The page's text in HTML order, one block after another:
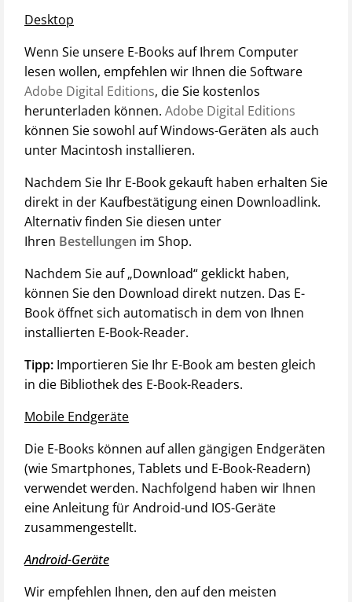
Desktop
Wenn Sie unsere E-Books auf Ihrem Computer
lesen wollen, empfehlen wir Ihnen die Software
Adobe Digital Editions, die Sie kostenlos
herunterladen können. Adobe Digital Editions
können Sie sowohl auf Windows-Geräten als auch
unter Macintosh installieren.
Nachdem Sie Ihr E-Book gekauft haben erhalten Sie
direkt in der Kaufbestätigung einen Downloadlink.
Alternativ finden Sie diesen unter
Ihren Bestellungen im Shop.
Nachdem Sie auf „Download“ geklickt haben,
können Sie den Download direkt nutzen. Das E-
Book öffnet sich automatisch in dem von Ihnen
installierten E-Book-Reader.
Tipp: Importieren Sie Ihr E-Book am besten gleich
in die Bibliothek des E-Book-Readers.
Mobile Endgeräte
Die E-Books können auf allen gängigen Endgeräten
(wie Smartphones, Tablets und E-Book-Readern)
verwendet werden. Nachfolgend haben wir Ihnen
eine Anleitung für Android-und IOS-Geräte
zusammengestellt.
Android-Geräte
Wir empfehlen Ihnen, den auf den meisten